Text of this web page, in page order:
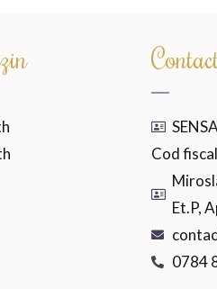
Cod fiscal
Et.P,
0784